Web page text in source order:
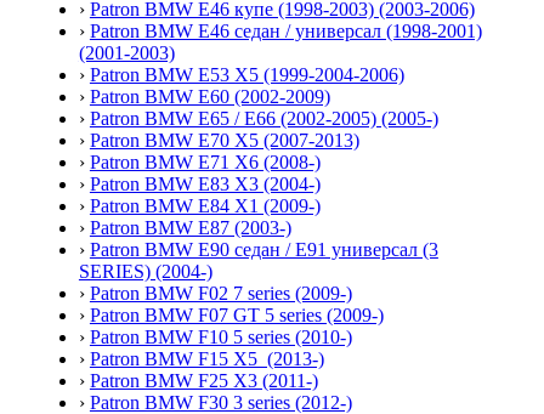
› Patron BMW E46 купе (1998-2003) (2003-2006)
› Patron BMW E46 седан / универсал (1998-2001)
(2001-2003)
› Patron BMW E53 X5 (1999-2004-2006)
› Patron BMW E60 (2002-2009)
› Patron BMW E65 / E66 (2002-2005) (2005-)
› Patron BMW E70 X5 (2007-2013)
› Patron BMW E71 X6 (2008-)
› Patron BMW E83 X3 (2004-)
› Patron BMW E84 X1 (2009-)
› Patron BMW E87 (2003-)
› Patron BMW E90 седан / E91 универсал (3
SERIES) (2004-)
› Patron BMW F02 7 series (2009-)
› Patron BMW F07 GT 5 series (2009-)
› Patron BMW F10 5 series (2010-)
› Patron BMW F15 X5 (2013-)
› Patron BMW F25 X3 (2011-)
› Patron BMW F30 3 series (2012-)